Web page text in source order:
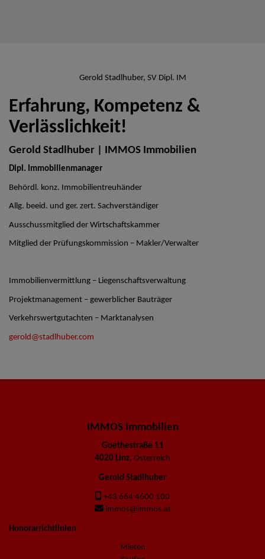
Gerold Stadlhuber, SV Dipl. IM
Erfahrung, Kompetenz &
Verlässlichkeit!
Gerold Stadlhuber | IMMOS Immobilien
Dipl. Immobilienmanager
Behördl. konz. Immobilientreuhänder
Allg. beeid. und ger. zert. Sachverständiger
Ausschussmitglied der Wirtschaftskammer
Mitglied der Prüfungskommission – Makler/Verwalter
Immobilienvermittlung – Liegenschaftsverwaltung
Projektmanagement – gewerblicher Bauträger
Verkehrswertgutachten – Marktanalysen
gerold@stadlhuber.com
IMMOS Immobilien
Goethestraße 11
4020 Linz, Österreich
Gerold Stadlhuber
+43 664 4600 100
immos@immos.at
Honorarrichtlinien
Mieten